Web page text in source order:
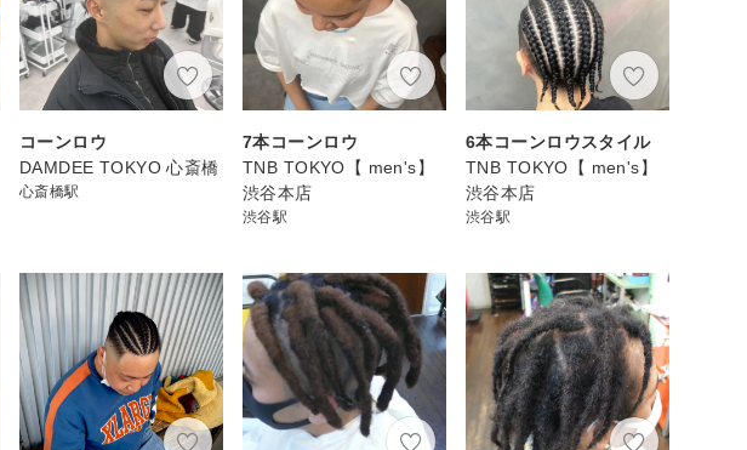
コーンロウ
DAMDEE TOKYO 心斎橋
心斎橋駅
7本コーンロウ
TNB TOKYO【 men's】
渋谷本店
渋谷駅
6本コーンロウスタイル
TNB TOKYO【 men's】
渋谷本店
渋谷駅